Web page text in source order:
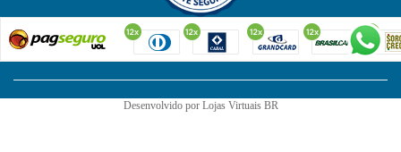
Desenvolvido por Lojas Virtuais BR